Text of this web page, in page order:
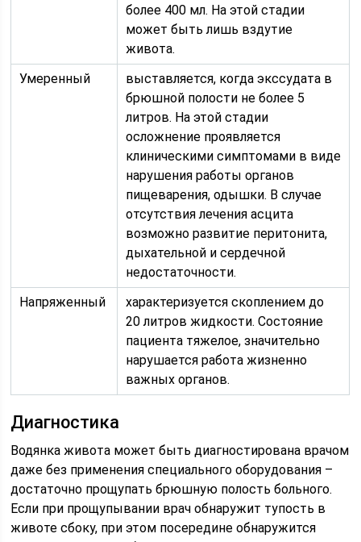
более 400 мл. На этой стадии
может быть лишь вздутие
живота.
Умеренный
выставляется, когда экссудата в
брюшной полости не более 5
литров. На этой стадии
осложнение проявляется
клиническими симптомами в виде
нарушения работы органов
пищеварения, одышки. В случае
отсутствия лечения асцита
возможно развитие перитонита,
дыхательной и сердечной
недостаточности.
Напряженный
характеризуется скоплением до
20 литров жидкости. Состояние
пациента тяжелое, значительно
нарушается работа жизненно
важных органов.
Диагностика
Водянка живота может быть диагностирована врачом
даже без применения специального оборудования –
достаточно прощупать брюшную полость больного.
Если при прощупывании врач обнаружит тупость в
животе сбоку, при этом посередине обнаружится